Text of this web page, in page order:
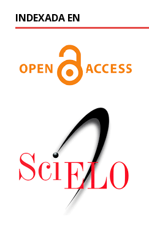
INDEXADA EN